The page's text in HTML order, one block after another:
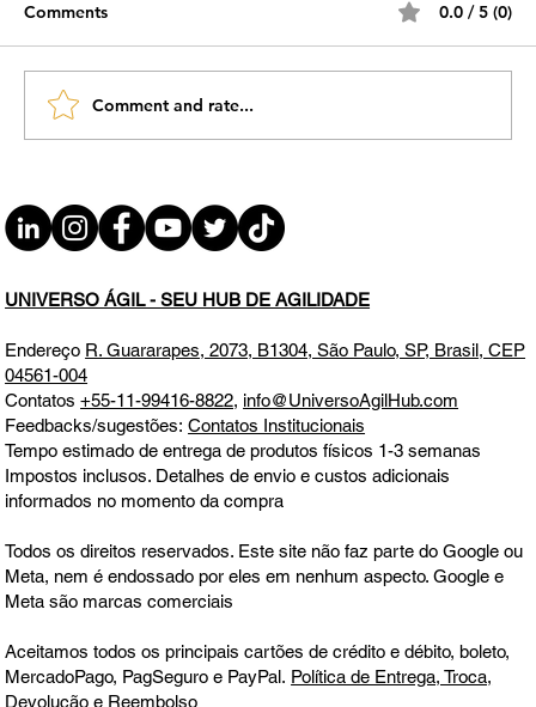
Agilidade Microfundamentos de
Resultados na Gestão na Visão do Ágil
Comments 0.0 / 5 (0)
Comment and rate...
UNIVERSO ÁGIL - SEU HUB DE AGILIDADE
Endereço R. Guararapes, 2073, B1304, São Paulo, SP, Brasil, CEP
04561-004
Contatos+55-11-99416-8822, info@UniversoAgilHub.com
Feedbacks/sugestões:Contatos Institucionais
Tempo estimado de entrega de produtos físicos 1-3 semanas
Impostos inclusos. Detalhes de envio e custos adicionais
informados no momento da compra
Todos os direitos reservados. Este site não faz parte do Google ou
Meta, nem é endossado por eles em nenhum aspecto. Google e
Meta são marcas comerciais
Aceitamos todos os principais cartões de crédito e débito, boleto,
MercadoPago, PagSeguro e PayPal. Política de Entrega, Troca,
Devolução e Reembolso